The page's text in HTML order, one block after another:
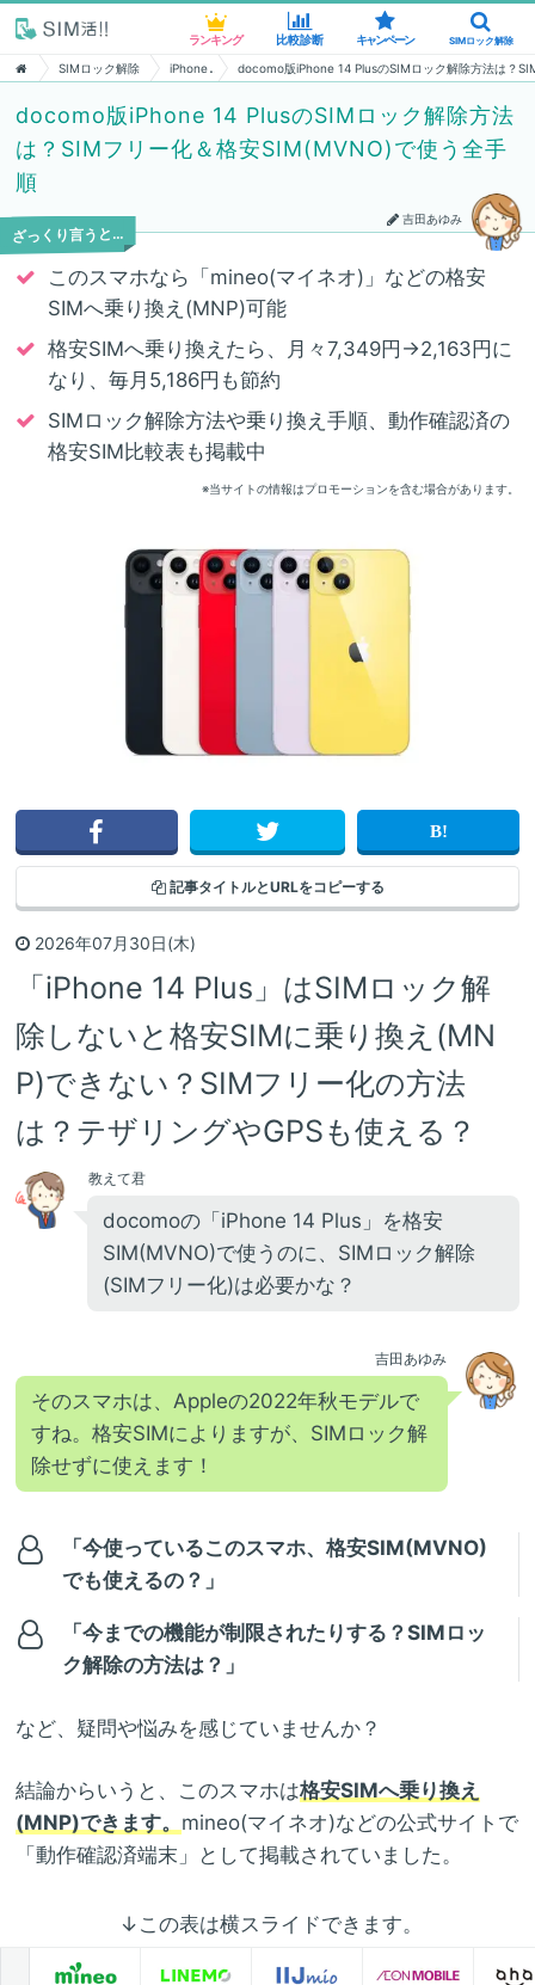
ランキング 比較診断 キャンペーン SIMロック解除
SIMロック解除 iPhone docomo版iPhone 14 PlusのSIMロック解除方法は？
docomo版iPhone 14 PlusのSIMロック解除方法
は？SIMフリー化＆格安SIM(MVNO)で使う全手
順
吉田あゆみ
ざっくり言うと…
このスマホなら「mineo(マイネオ)」などの格安
SIMへ乗り換え(MNP)可能
格安SIMへ乗り換えたら、月々7,349円→2,163円に
なり、毎月5,186円も節約
SIMロック解除方法や乗り換え手順、動作確認済の
格安SIM比較表も掲載中
※当サイトの情報はプロモーションを含む場合があります。
記事タイトルとURLをコピーする
2026年07月30日(木)
「iPhone 14 Plus」はSIMロック解
除しないと格安SIMに乗り換え(MN
P)できない？SIMフリー化の方法
は？テザリングやGPSも使える？
教えて君
docomoの「iPhone 14 Plus」を格安
SIM(MVNO)で使うのに、SIMロック解除
(SIMフリー化)は必要かな？
吉田あゆみ
そのスマホは、Appleの2022年秋モデルで
すね。格安SIMによりますが、SIMロック解
除せずに使えます！
「今使っているこのスマホ、格安SIM(MVNO)
でも使えるの？」
「今までの機能が制限されたりする？SIMロッ
ク解除の方法は？」
など、疑問や悩みを感じていませんか？
結論からいうと、このスマホは格安SIMへ乗り換え
(MNP)できます。 mineo(マイネオ)などの公式サイトで
「動作確認済端末」として掲載されていました。
↓この表は横スライドできます。
ランキング 比較診断 キャンペーン SIMロック解除